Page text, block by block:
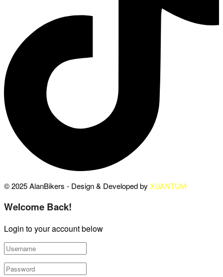
© 2025 AlanBikers - Design & Developed by XUANTUM
Welcome Back!
Login to your account below